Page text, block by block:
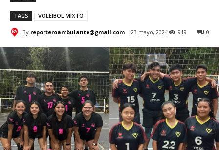
TAGS VOLEIBOL MIXTO
By reporteroambulante@gmail.com 23 mayo, 2024 0
919